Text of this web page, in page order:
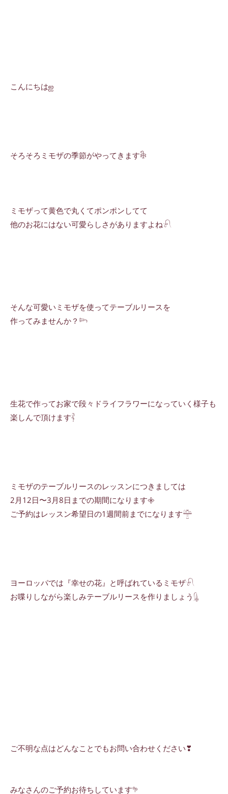
こんにちはஐ
そろそろミモザの季節がやってきます𓇗
ミモザって黄色で丸くてポンポンしてて
他のお花にはない可愛らしさがありますよね𓍯
そんな可愛いミモザを使ってテーブルリースを
作ってみませんか？𓆸
生花で作ってお家で段々ドライフラワーになっていく様子も
楽しんで頂けます𓋂
ミモザのテーブルリースのレッスンにつきましては
2月12日〜3月8日までの期間になります𖧷
ご予約はレッスン希望日の1週間前までになります𓊯
ヨーロッパでは『幸せの花』と呼ばれているミモザ𓍯
お喋りしながら楽しみテーブルリースを作りましょう𓊮
ご不明な点はどんなことでもお問い合わせください❣︎
みなさんのご予約お待ちしています𖧧